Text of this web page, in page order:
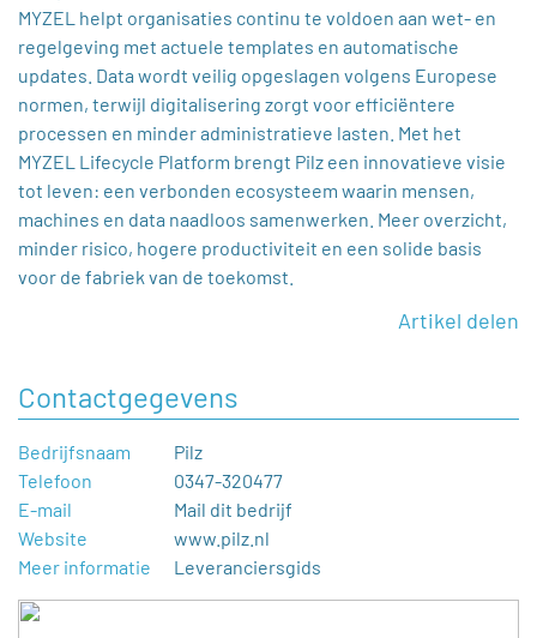
MYZEL helpt organisaties continu te voldoen aan wet- en
regelgeving met actuele templates en automatische
updates. Data wordt veilig opgeslagen volgens Europese
normen, terwijl digitalisering zorgt voor efficiëntere
processen en minder administratieve lasten. Met het
MYZEL Lifecycle Platform brengt Pilz een innovatieve visie
tot leven: een verbonden ecosysteem waarin mensen,
machines en data naadloos samenwerken. Meer overzicht,
minder risico, hogere productiviteit en een solide basis
voor de fabriek van de toekomst.
Artikel delen
Contactgegevens
Bedrijfsnaam
Pilz
Telefoon
0347-320477
E-mail
Mail dit bedrijf
Website
www.pilz.nl
Meer informatie
Leveranciersgids